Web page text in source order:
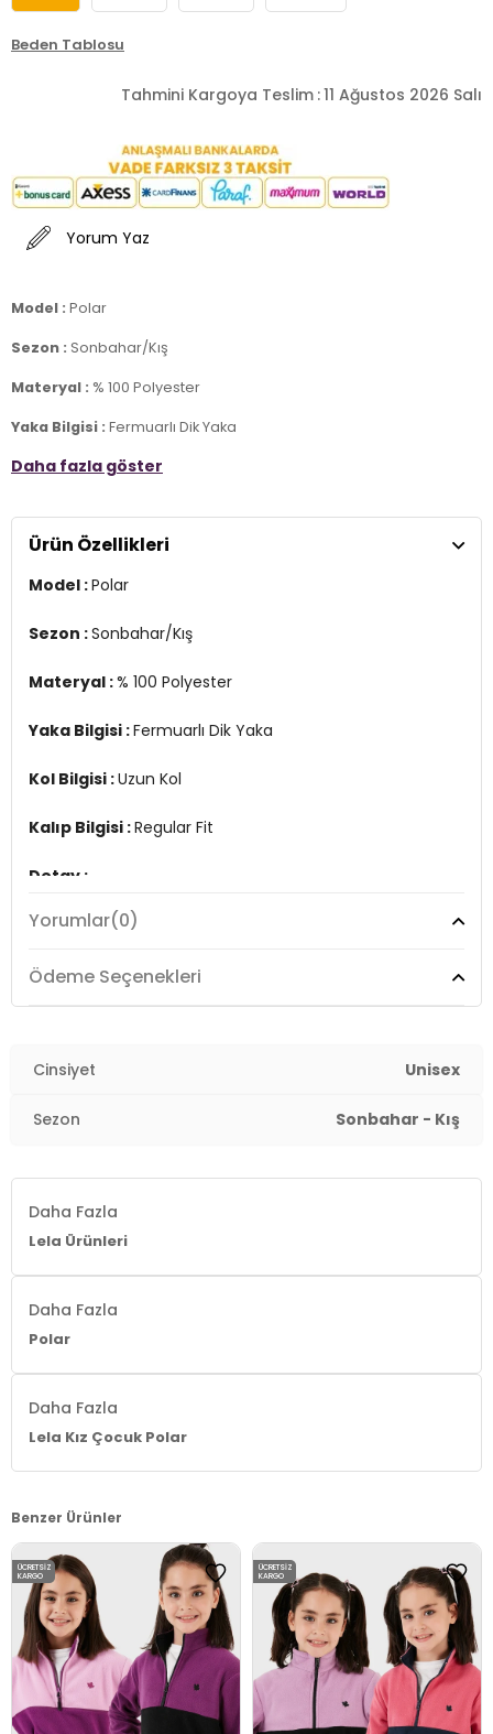
Beden Tablosu
Tahmini Kargoya Teslim :11 Ağustos 2026 Salı
Yorum Yaz
Model : Polar
Sezon : Sonbahar/Kış
Materyal : % 100 Polyester
Yaka Bilgisi : Fermuarlı Dik Yaka
Kol Bilgisi :Uzun Kol
Detay :
-Standart uzunluk
Üretim Yeri :Türkiye
Daha fazla göster
Ürün Özellikleri
Model :Polar
Sezon :Sonbahar/Kış
Materyal :% 100 Polyester
Yaka Bilgisi :Fermuarlı Dik Yaka
Kol Bilgisi :Uzun Kol
Kalıp Bilgisi :Regular Fit
Detay :
-Standart uzunluk
Yorumlar(0)
Ödeme Seçenekleri
Cinsiyet Unisex
Sezon Sonbahar - Kış
Daha Fazla
Lela Ürünleri
Daha Fazla
Polar
Daha Fazla
Lela Kız Çocuk Polar
Benzer Ürünler
ÜCRETSIZ
KARGO
ÜCRETSIZ
KARGO